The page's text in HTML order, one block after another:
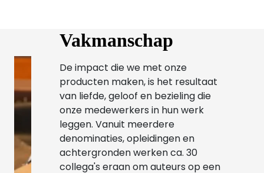
Vakmanschap
De impact die we met onze
producten maken, is het resultaat
van liefde, geloof en bezieling die
onze medewerkers in hun werk
leggen. Vanuit meerdere
denominaties, opleidingen en
achtergronden werken ca. 30
collega's eraan om auteurs op een